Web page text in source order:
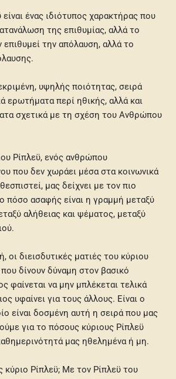
είναι ένας ιδιότυπος χαρακτήρας που
της επιθυμίας, αλλά το
επιθυμεί την απόλαυση, αλλά το
υψηλής ποιότητας, σειρά
ερωτήματα περί ηθικής, αλλά και
σχετικά με τη σχέση του Ανθρώπου
Ρίπλεϋ, ενός ανθρώπου
που δεν χωράει μέσα στα κοινωνικά
μας δείχνει με τον πιο
πόσο ασαφής είναι η γραμμή μεταξύ
αλήθειας και ψέματος, μεταξύ
οι διεισδυτικές ματιές του κύριου
που δίνουν δύναμη στον βασικό
φαίνεται να μην μπλέκεται τελικά
υφαίνει για τους άλλους. Είναι ο
είναι δοσμένη αυτή η σειρά που μας
για το πόσους κύριους Ρίπλεϋ
μας ηθελημένα ή μη.
κύριο Ρίπλεϋ; Με τον Ρίπλεϋ του